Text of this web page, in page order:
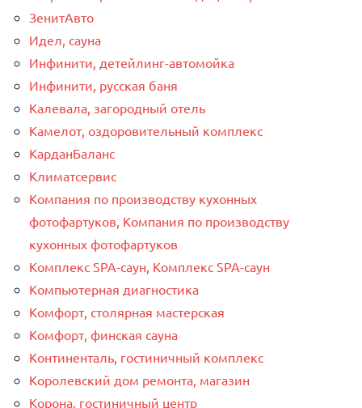
ЗенитАвто
Идел, сауна
Инфинити, детейлинг-автомойка
Инфинити, русская баня
Калевала, загородный отель
Камелот, оздоровительный комплекс
КарданБаланс
Климатсервис
Компания по производству кухонных
фотофартуков, Компания по производству
кухонных фотофартуков
Комплекс SPA-саун, Комплекс SPA-саун
Компьютерная диагностика
Комфорт, столярная мастерская
Комфорт, финская сауна
Континенталь, гостиничный комплекс
Королевский дом ремонта, магазин
Корона, гостиничный центр